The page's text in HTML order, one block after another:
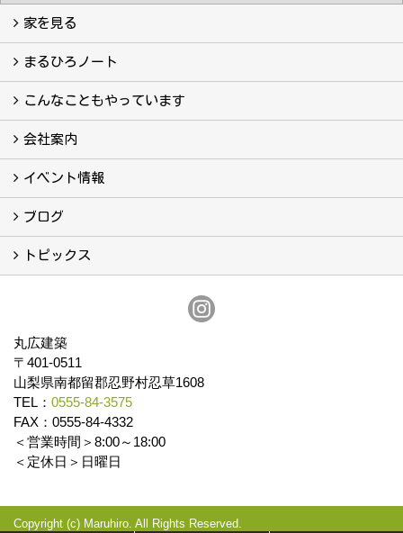
家を見る
フォトギャラリー
現場レポート
完工事例
お客様の声
まるひろノート
真っ直ぐの家づくり
自慢の大工たち
こだわりの自然素材
快適な家のエッセンス
注文住宅ができるまで
こんなこともやっています
こんなこともやっています
会社案内
会社案内
まるひろの人
スタッフ紹介
プライバシーポリシー
イベント情報
イベント予告
イベント報告
ブログ
ブログ
トピックス
丸広建築
〒401-0511
山梨県南都留郡忍野村忍草1608
TEL： 0555-84-3575
FAX：0555-84-4332
＜営業時間＞8:00～18:00
＜定休日＞日曜日
Copyright (c) Maruhiro. All Rights Reserved.